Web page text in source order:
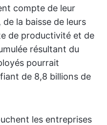
compte de leur
la baisse de leurs
de productivité et de
résultant du
pourrait
de 8,8 billions de
les entreprises